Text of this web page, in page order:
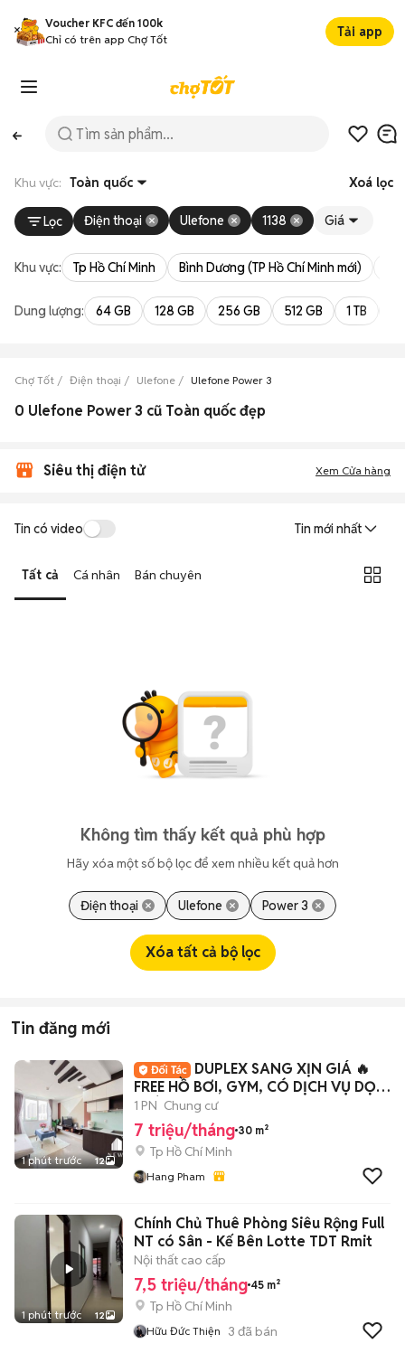
Voucher KFC đến 100k
Chỉ có trên app Chợ Tốt
Tải app
Khu vực: Toàn quốc Xoá lọc
Lọc Điện thoại Ulefone 1138 Giá
Khu vực: Tp Hồ Chí Minh Bình Dương (TP Hồ Chí Minh mới)
Dung lượng: 64 GB 128 GB 256 GB 512 GB 1 TB
Chợ Tốt Điện thoại Ulefone Ulefone Power 3
0 Ulefone Power 3 cũ Toàn quốc đẹp
Siêu thị điện tử Xem Cửa hàng
Tin có video Tin mới nhất
Tất cả Cá nhân Bán chuyên
Không tìm thấy kết quả phù hợp
Hãy xóa một số bộ lọc để xem nhiều kết quả hơn
Điện thoại Ulefone Power 3
Xóa tất cả bộ lọc
Tin đăng mới
1 phút trước 12
DUPLEX SANG XỊN GIÁ 🔥
FREE HỒ BƠI, GYM, CÓ DỊCH VỤ DỌN
PHÒNG
1 PN Chung cư
7 triệu/tháng 30 m²
Tp Hồ Chí Minh
Hang Pham
1 phút trước 12
Chính Chủ Thuê Phòng Siêu Rộng Full
NT có Sân - Kế Bên Lotte TDT Rmit
Nội thất cao cấp
7,5 triệu/tháng 45 m²
Tp Hồ Chí Minh
Hữu Đức Thiện 3 đã bán